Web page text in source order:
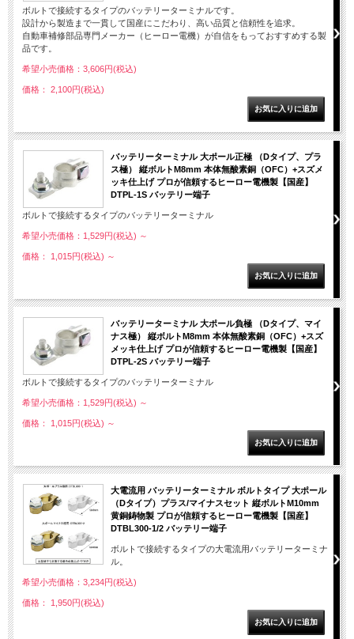
ボルトで接続するタイプのバッテリーターミナルです。
設計から製造まで一貫して国産にこだわり、高い品質と信頼性を追求。
自動車補修部品専門メーカー（ヒーロー電機）が自信をもっておすすめする製
品です。
希望小売価格：3,606円(税込)
価格： 2,100円(税込)
バッテリーターミナル 大ポール正極 （Dタイプ、プラ
ス極） 縦ボルトM8mm 本体無酸素銅（OFC）+スズメ
ッキ仕上げ プロが信頼するヒーロー電機製【国産】
DTPL-1S バッテリー端子
ボルトで接続するタイプのバッテリーターミナル
希望小売価格：1,529円(税込) ～
価格： 1,015円(税込) ～
バッテリーターミナル 大ポール負極 （Dタイプ、マイ
ナス極） 縦ボルトM8mm 本体無酸素銅（OFC）+スズ
メッキ仕上げ プロが信頼するヒーロー電機製【国産】
DTPL-2S バッテリー端子
ボルトで接続するタイプのバッテリーターミナル
希望小売価格：1,529円(税込) ～
価格： 1,015円(税込) ～
大電流用 バッテリーターミナル ボルトタイプ 大ポール
（Dタイプ）プラス/マイナスセット 縦ボルトM10mm
黄銅鋳物製 プロが信頼するヒーロー電機製【国産】
DTBL300-1/2 バッテリー端子
ボルトで接続するタイプの大電流用バッテリーターミナ
ル。
希望小売価格：3,234円(税込)
価格： 1,950円(税込)